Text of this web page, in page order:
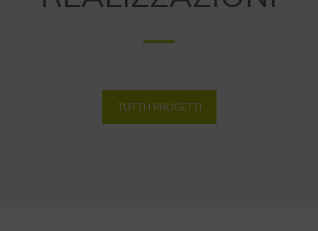
TUTTI I PROGETTI